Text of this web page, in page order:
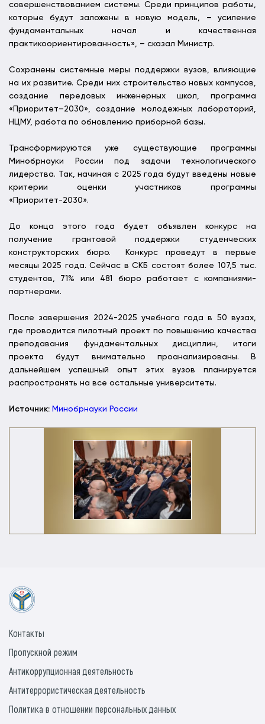
совершенствованием системы. Среди принципов работы,
которые будут заложены в новую модель, – усиление
фундаментальных начал и качественная
практикоориентированность», – сказал Министр.
Сохранены системные меры поддержки вузов, влияющие
на их развитие. Среди них строительство новых кампусов,
создание передовых инженерных школ, программа
«Приоритет–2030», создание молодежных лабораторий,
НЦМУ, работа по обновлению приборной базы.
Трансформируются уже существующие программы
Минобрнауки России под задачи технологического
лидерства. Так, начиная с 2025 года будут введены новые
критерии оценки участников программы
«Приоритет-2030».
До конца этого года будет объявлен конкурс на
получение грантовой поддержки студенческих
конструкторских бюро. Конкурс проведут в первые
месяцы 2025 года. Сейчас в СКБ состоят более 107,5 тыс.
студентов, 71% или 481 бюро работает с компаниями-
партнерами.
После завершения 2024-2025 учебного года в 50 вузах,
где проводится пилотный проект по повышению качества
преподавания фундаментальных дисциплин, итоги
проекта будут внимательно проанализированы. В
дальнейшем успешный опыт этих вузов планируется
распространять на все остальные университеты.
Источник: Минобрнауки России
Контакты
Пропускной режим
Антикоррупционная деятельность
Антитеррористическая деятельность
Политика в отношении персональных данных